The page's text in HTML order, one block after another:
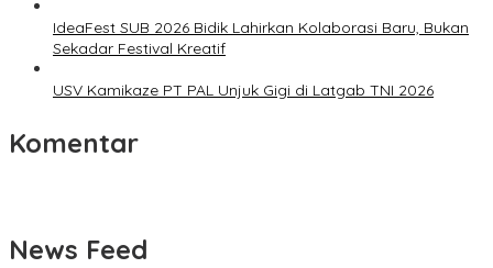
IdeaFest SUB 2026 Bidik Lahirkan Kolaborasi Baru, Bukan
Sekadar Festival Kreatif
USV Kamikaze PT PAL Unjuk Gigi di Latgab TNI 2026
Komentar
News Feed